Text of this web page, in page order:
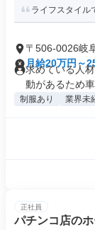
ライフスタイル
〒506-0026岐
月給20万円～
求めている人
動があるため車
制服あり 業界未
正社員
パチンコ店の